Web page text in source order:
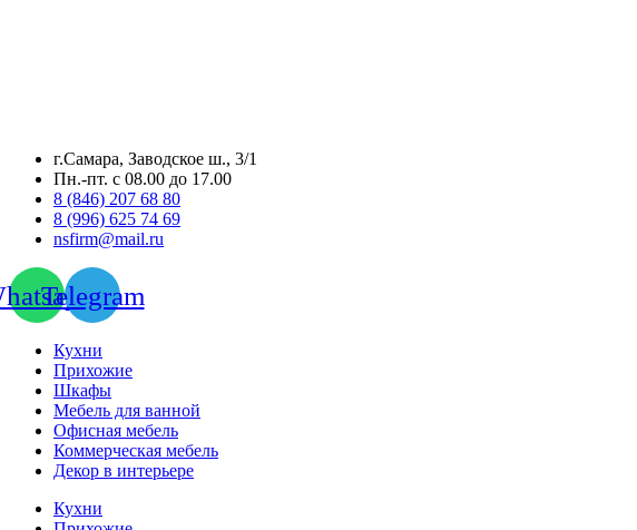
г.Самара, Заводское ш., 3/1
Пн.-пт. с 08.00 до 17.00
8 (846) 207 68 80
8 (996) 625 74 69
nsfirm@mail.ru
Telegram
Кухни
Прихожие
Шкафы
Мебель для ванной
Офисная мебель
Коммерческая мебель
Декор в интерьере
Кухни